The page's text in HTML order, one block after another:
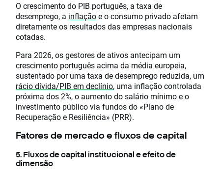
O crescimento do PIB português, a taxa de
desemprego, a inflaçãoe o consumo privado afetam
diretamente os resultados das empresas nacionais
cotadas.
Para 2026, os gestores de ativos antecipam um
crescimento português acima da média europeia,
sustentado por uma taxa de desemprego reduzida, um
rácio dívida/PIB em declínio, uma inflação controlada
próxima dos 2%, o aumento do salário mínimo e o
investimento público via fundos do «Plano de
Recuperação e Resiliência» (PRR).
Fatores de mercado e fluxos de capital
5. Fluxos de capital institucional e efeito de
dimensão